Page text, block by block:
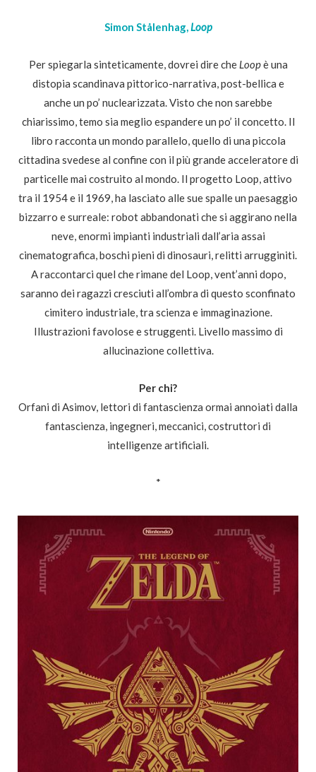
Simon Stålenhag,Loop
Per spiegarla sinteticamente, dovrei dire che Loopè una
distopia scandinava pittorico-narrativa, post-bellica e
anche un po’ nuclearizzata. Visto che non sarebbe
chiarissimo, temo sia meglio espandere un po’ il concetto. Il
libro racconta un mondo parallelo, quello di una piccola
cittadina svedese al confine con il più grande acceleratore di
particelle mai costruito al mondo. Il progetto Loop, attivo
tra il 1954 e il 1969, ha lasciato alle sue spalle un paesaggio
bizzarro e surreale: robot abbandonati che si aggirano nella
neve, enormi impianti industriali dall’aria assai
cinematografica, boschi pieni di dinosauri, relitti arrugginiti.
A raccontarci quel che rimane del Loop, vent’anni dopo,
saranno dei ragazzi cresciuti all’ombra di questo sconfinato
cimitero industriale, tra scienza e immaginazione.
Illustrazioni favolose e struggenti. Livello massimo di
allucinazione collettiva.
Per chi?
Orfani di Asimov, lettori di fantascienza ormai annoiati dalla
fantascienza, ingegneri, meccanici, costruttori di
intelligenze artificiali.
*